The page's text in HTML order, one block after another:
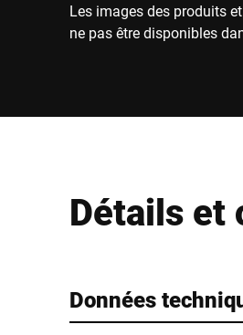
Les images des produits
ne pas être disponibles
Détails et
Données